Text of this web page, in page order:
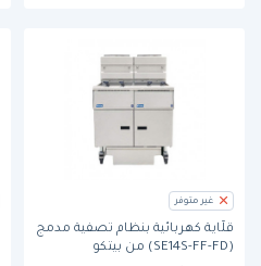
غير متوفر
قلَّاية كهربائية بنظام تصفية مدمج
(SE14S-FF-FD) من بيتكو